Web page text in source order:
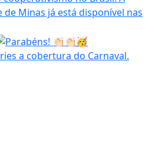
a cobertura do Carnaval.